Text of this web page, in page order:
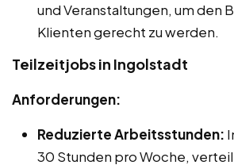
und Veranstaltungen, um den
Klienten gerecht zu werden.
Teilzeitjobs in Ingolstadt
Anforderungen:
Reduzierte Arbeitsstunden:
30 Stunden pro Woche,